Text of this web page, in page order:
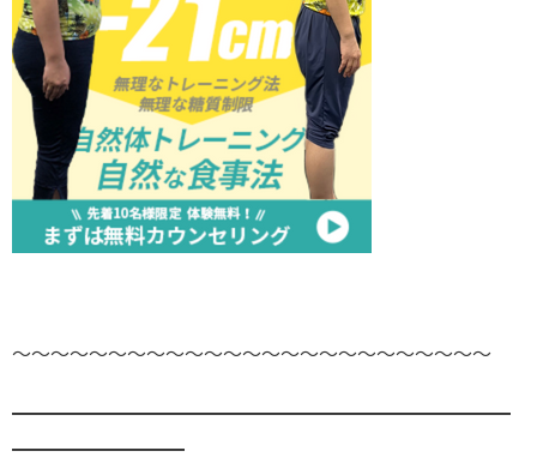
～～～～～～～～～～～～～～～～～～～～～～～～～
━━━━━━━━━━━━━━━━━━━━━━━━━━
━━━━━━━━━